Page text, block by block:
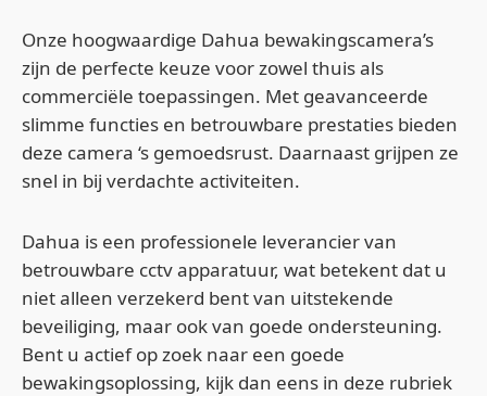
Onze hoogwaardige Dahua bewakingscamera’s
zijn de perfecte keuze voor zowel thuis als
commerciële toepassingen. Met geavanceerde
slimme functies en betrouwbare prestaties bieden
deze camera ‘s gemoedsrust. Daarnaast grijpen ze
snel in bij verdachte activiteiten.
Dahua is een professionele leverancier van
betrouwbare cctv apparatuur, wat betekent dat u
niet alleen verzekerd bent van uitstekende
beveiliging, maar ook van goede ondersteuning.
Bent u actief op zoek naar een goede
bewakingsoplossing, kijk dan eens in deze rubriek